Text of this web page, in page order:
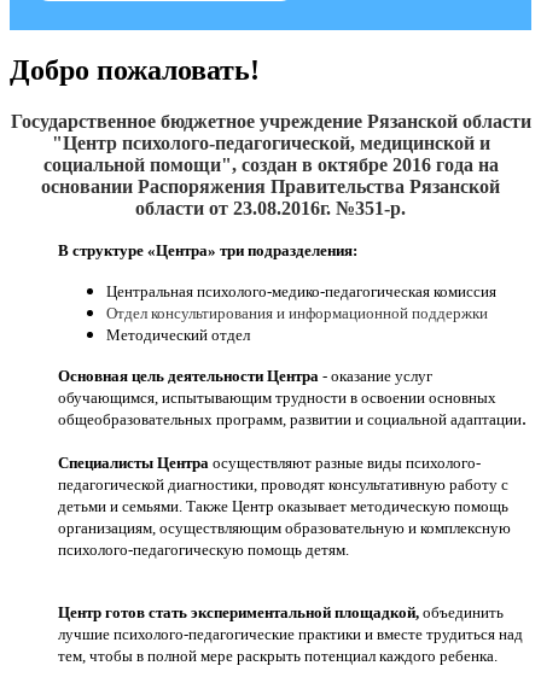
Добро пожаловать!
Государственное бюджетное учреждение Рязанской области
"Центр психолого-педагогической, медицинской и
социальной помощи", создан в октябре 2016года на
основании Распоряжения Правительства Рязанской
области от 23.08.2016г. №351-р.
В структуре «Центра» три подразделения:
Центральная психолого-медико-педагогическая комиссия
Отдел консультирования и информационной поддержки
Методический отдел
Основная цель деятельности Центра - оказание услуг
обучающимся, испытывающим трудности в освоении основных
общеобразовательных программ, развитии и социальной адаптации.
Специалисты Центра осуществляют разные виды психолого-
педагогической диагностики, проводят консультативную работу с
детьми и семьями. Также Центр оказывает методическую помощь
организациям, осуществляющим образовательную и комплексную
психолого-педагогическую помощь детям.
Центр готов стать экспериментальной площадкой, объединить
лучшие психолого-педагогические практики и вместе трудиться над
тем, чтобы в полной мере раскрыть потенциал каждого ребенка.